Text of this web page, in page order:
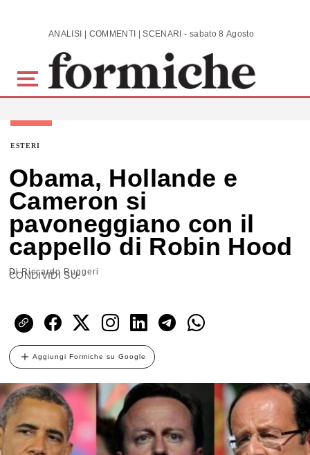
Skip to main content ANALISI | COMMENTI | SCENARI - sabato 8 Agosto 2026
ESTERI
Obama, Hollande e
Cameron si
pavoneggiano con il
cappello di Robin Hood
DiRiccardo Ruggeri
CONDIVIDI SU:
Aggiungi Formiche su Google